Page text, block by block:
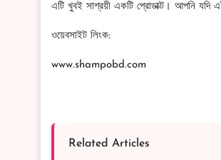
এটি খুবই সাশ্রয়ী একটি প্রোডাক্ট। আপনি যদি
ওয়েবসাইট লিংক:
www.shampobd.com
Related Articles